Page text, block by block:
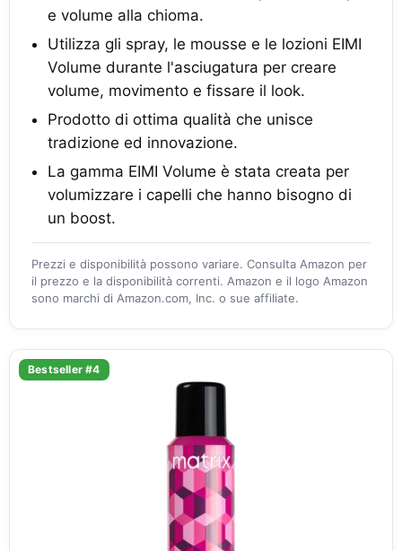
e volume alla chioma.
Utilizza gli spray, le mousse e le lozioni EIMI
Volume durante l'asciugatura per creare
volume, movimento e fissare il look.
Prodotto di ottima qualità che unisce
tradizione ed innovazione.
La gamma EIMI Volume è stata creata per
volumizzare i capelli che hanno bisogno di
un boost.
Prezzi e disponibilità possono variare. Consulta Amazon per
il prezzo e la disponibilità correnti. Amazon e il logo Amazon
sono marchi di Amazon.com, Inc. o sue affiliate.
Bestseller #4